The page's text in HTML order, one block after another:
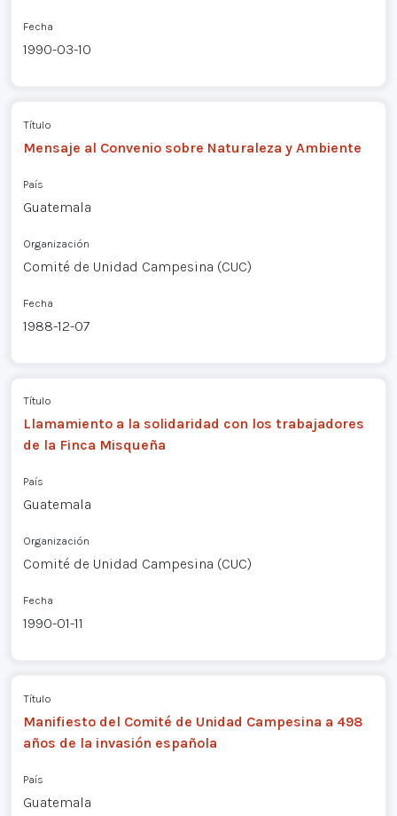
Fecha
1990-03-10
Título
Mensaje al Convenio sobre Naturaleza y Ambiente
País
Guatemala
Organización
Comité de Unidad Campesina (CUC)
Fecha
1988-12-07
Título
Llamamiento a la solidaridad con los trabajadores
de la Finca Misqueña
País
Guatemala
Organización
Comité de Unidad Campesina (CUC)
Fecha
1990-01-11
Título
Manifiesto del Comité de Unidad Campesina a 498
años de la invasión española
País
Guatemala